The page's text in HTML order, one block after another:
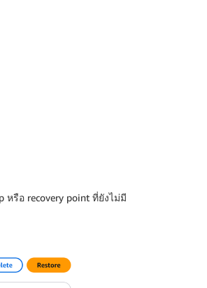
หรือ recovery point ที่ยังไม่มี